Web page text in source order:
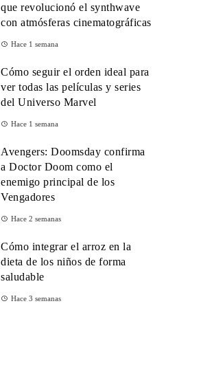
que revolucionó el synthwave
con atmósferas cinematográficas
Hace 1 semana
Cómo seguir el orden ideal para
ver todas las películas y series
del Universo Marvel
Hace 1 semana
Avengers: Doomsday confirma
a Doctor Doom como el
enemigo principal de los
Vengadores
Hace 2 semanas
Cómo integrar el arroz en la
dieta de los niños de forma
saludable
Hace 3 semanas